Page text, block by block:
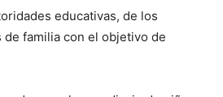
educativas, de los
familia con el objetivo de